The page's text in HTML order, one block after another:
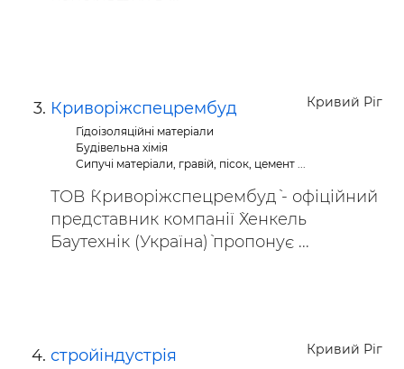
Кривий Ріг
Криворіжспецрембуд
Гідоізоляційні матеріали
Будівельна хімія
Сипучі матеріали, гравій, пісок, цемент ...
ТОВ `Криворіжспецрембуд` - офіційний
представник компанії `Хенкель
Баутехнік (Україна)` пропонує ...
Кривий Ріг
стройіндустрія